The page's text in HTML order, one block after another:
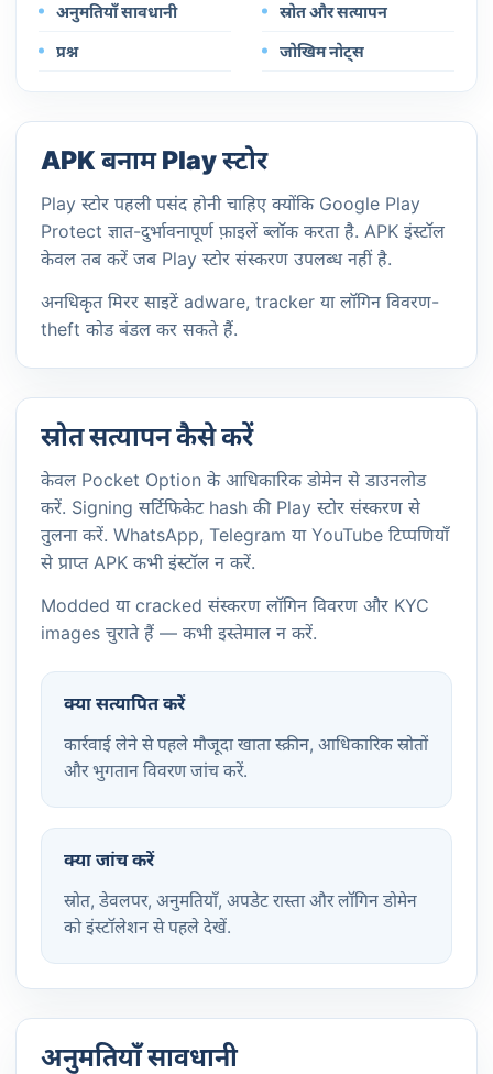
अनुमतियाँ सावधानी स्रोत और सत्यापन
प्रश्न जोखिम नोट्स
APK बनाम Play स्टोर
Play स्टोर पहली पसंद होनी चाहिए क्योंकि Google Play
Protect ज्ञात-दुर्भावनापूर्ण फ़ाइलें ब्लॉक करता है. APK इंस्टॉल
केवल तब करें जब Play स्टोर संस्करण उपलब्ध नहीं है.
अनधिकृत मिरर साइटें adware, tracker या लॉगिन विवरण-
theft कोड बंडल कर सकते हैं.
स्रोत सत्यापन कैसे करें
केवल Pocket Option के आधिकारिक डोमेन से डाउनलोड
करें. Signing सर्टिफिकेट hash की Play स्टोर संस्करण से
तुलना करें. WhatsApp, Telegram या YouTube टिप्पणियाँ
से प्राप्त APK कभी इंस्टॉल न करें.
Modded या cracked संस्करण लॉगिन विवरण और KYC
images चुराते हैं — कभी इस्तेमाल न करें.
क्या सत्यापित करें
कार्रवाई लेने से पहले मौजूदा खाता स्क्रीन, आधिकारिक स्रोतों
और भुगतान विवरण जांच करें.
क्या जांच करें
स्रोत, डेवलपर, अनुमतियाँ, अपडेट रास्ता और लॉगिन डोमेन
को इंस्टॉलेशन से पहले देखें.
अनुमतियाँ सावधानी